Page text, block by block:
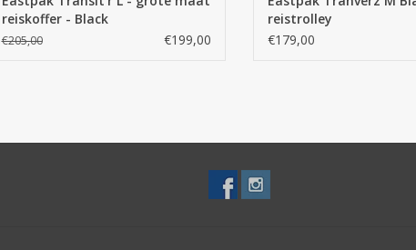
reiskoffer - Black
€205,00 €199,00
reistrolley
€179,00